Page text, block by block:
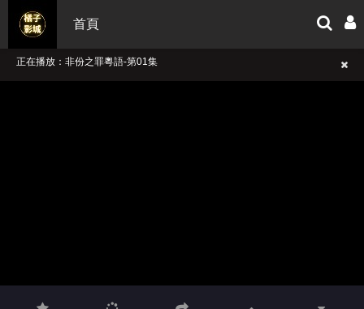
首頁
正在播放：非份之罪粵語-第01集